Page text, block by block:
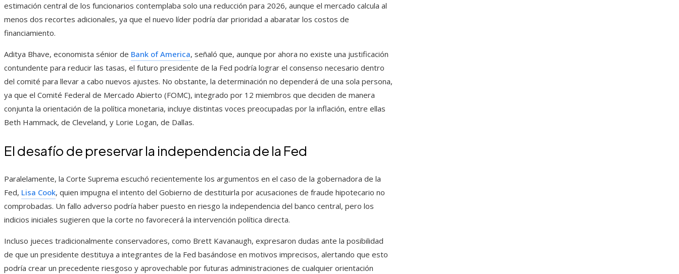
estimación central de los funcionarios contemplaba solo una reducción para 2026, aunque el mercado calcula al
menos dos recortes adicionales, ya que el nuevo líder podría dar prioridad a abaratar los costos de
financiamiento.
Aditya Bhave, economista sénior de Bank of America, señaló que, aunque por ahora no existe una justificación
contundente para reducir las tasas, el futuro presidente de la Fed podría lograr el consenso necesario dentro
del comité para llevar a cabo nuevos ajustes. No obstante, la determinación no dependerá de una sola persona,
ya que el Comité Federal de Mercado Abierto (FOMC), integrado por 12 miembros que deciden de manera
conjunta la orientación de la política monetaria, incluye distintas voces preocupadas por la inflación, entre ellas
Beth Hammack, de Cleveland, y Lorie Logan, de Dallas.
El desafío de preservar la independencia de la Fed
Paralelamente, la Corte Suprema escuchó recientemente los argumentos en el caso de la gobernadora de la
Fed, Lisa Cook, quien impugna el intento del Gobierno de destituirla por acusaciones de fraude hipotecario no
comprobadas. Un fallo adverso podría haber puesto en riesgo la independencia del banco central, pero los
indicios iniciales sugieren que la corte no favorecerá la intervención política directa.
Incluso jueces tradicionalmente conservadores, como Brett Kavanaugh, expresaron dudas ante la posibilidad
de que un presidente destituya a integrantes de la Fed basándose en motivos imprecisos, alertando que esto
podría crear un precedente riesgoso y aprovechable por futuras administraciones de cualquier orientación